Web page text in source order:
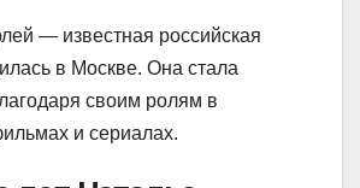
— известная российская
в Москве. Она стала
своим ролям в
и сериалах.